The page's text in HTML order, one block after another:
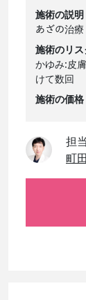
施術の説明
あざの治療
施術のリ
かゆみ:皮
けて数回
施術の価格
担
町